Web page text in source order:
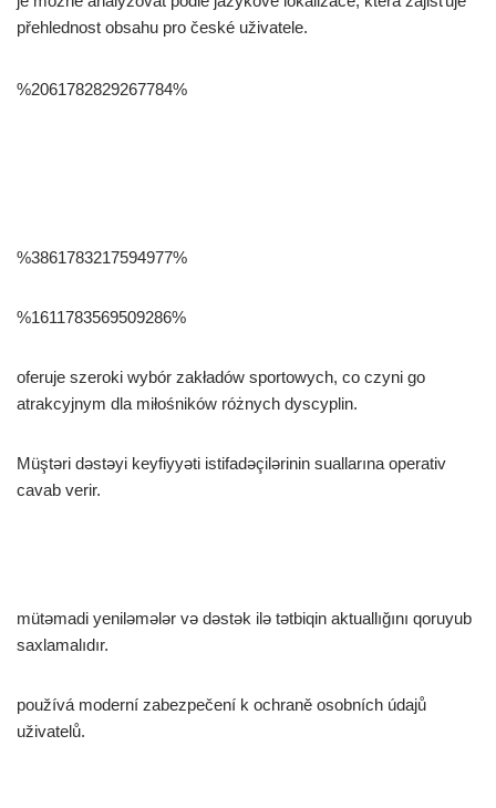
přehlednost obsahu pro české uživatele.
%2061782829267784%
%3861783217594977%
%1611783569509286%
oferuje szeroki wybór zakładów sportowych, co czyni go
atrakcyjnym dla miłośników różnych dyscyplin.
Müştəri dəstəyi keyfiyyəti istifadəçilərinin suallarına operativ
cavab verir.
mütəmadi yeniləmələr və dəstək ilə tətbiqin aktuallığını qoruyub
saxlamalıdır.
používá moderní zabezpečení k ochraně osobních údajů
uživatelů.